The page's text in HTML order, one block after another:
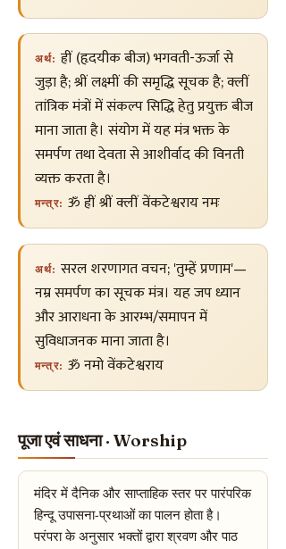
अर्थ: ह्रीं (हृदयीक बीज) भगवती-ऊर्जा से
जुड़ा है; श्रीं लक्ष्मीं की समृद्धि सूचक है; क्लीं
तांत्रिक मंत्रों में संकल्प सिद्धि हेतु प्रयुक्त बीज
माना जाता है। संयोग में यह मंत्र भक्त के
समर्पण तथा देवता से आशीर्वाद की विनती
व्यक्त करता है।
मन्त्र: ॐ ह्रीं श्रीं क्लीं वेंकटेश्वराय नमः
अर्थ: सरल शरणागत वचन; 'तुम्हें प्रणाम'—
नम्र समर्पण का सूचक मंत्र। यह जप ध्यान
और आराधना के आरम्भ/समापन में
सुविधाजनक माना जाता है।
मन्त्र: ॐ नमो वेंकटेश्वराय
पूजा एवं साधना · Worship
मंदिर में दैनिक और साप्ताहिक स्तर पर पारंपरिक
हिन्दू उपासना-प्रथाओं का पालन होता है।
परंपरा के अनुसार भक्तों द्वारा श्रवण और पाठ